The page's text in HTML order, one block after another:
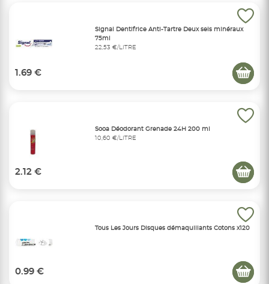
Signal Dentifrice Anti-Tartre Deux sels minéraux
75ml
22,53 €/LITRE
1.69 €
Sooa Déodorant Grenade 24H 200 ml
10,60 €/LITRE
2.12 €
Tous Les Jours Disques démaquillants Cotons x120
0.99 €